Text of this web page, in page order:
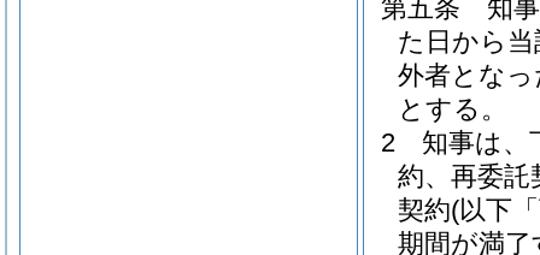
第五条
知
た日から
外者とな
とする。
2
知事は、
約、再委
契約(以下
期間が満